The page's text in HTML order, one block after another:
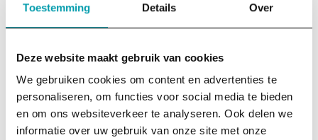
Toestemming Details Over
Deze website maakt gebruik van cookies
We gebruiken cookies om content en advertenties te
personaliseren, om functies voor social media te bieden
en om ons websiteverkeer te analyseren. Ook delen we
informatie over uw gebruik van onze site met onze
Digibord aanwezig?
(Vereist)
Ja
Ja, we hebben een Lesson Up account(Vereist)
Ja
Nee